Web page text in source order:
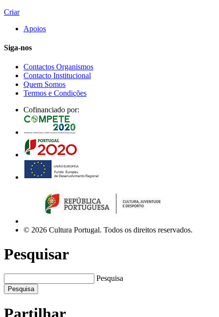
Criar
Apoios
Siga-nos
Contactos Organismos
Contacto Institucional
Quem Somos
Termos e Condições
Cofinanciado por:
© 2026 Cultura Portugal. Todos os direitos reservados.
Pesquisar
Pesquisa
Pesquisa
Partilhar